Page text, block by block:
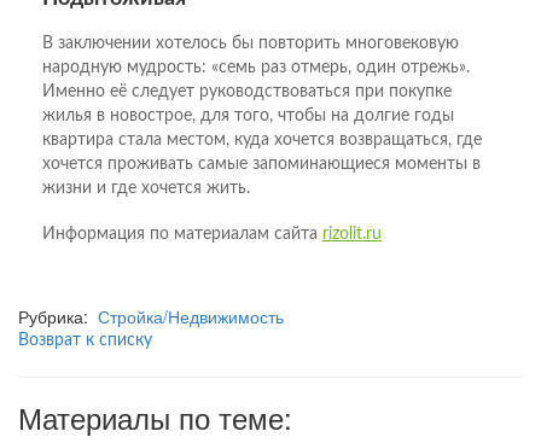
В заключении хотелось бы повторить многовековую
народную мудрость: «семь раз отмерь, один отрежь».
Именно её следует руководствоваться при покупке
жилья в новострое, для того, чтобы на долгие годы
квартира стала местом, куда хочется возвращаться, где
хочется проживать самые запоминающиеся моменты в
жизни и где хочется жить.
Информация по материалам сайта rizolit.ru
Рубрика: Стройка/Недвижимость
Возврат к списку
Материалы по теме: